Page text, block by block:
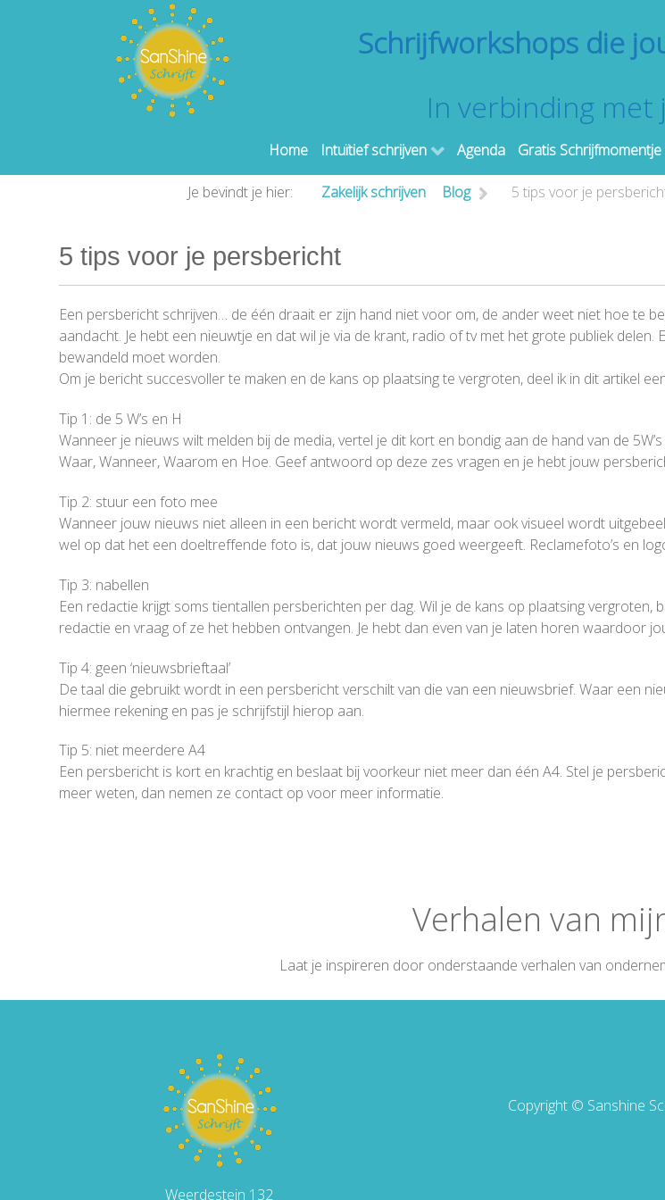
Schrijfworkshops die
In verbinding met
Home Intuïtief schrijven Agenda Gratis Schrijfmomentje
Je bevindt je hier: Zakelijk schrijven Blog > 5 tips voor je
5 tips voor je persbericht
Een persbericht schrijven… de één draait er zijn hand niet voor om, de ander weet niet hoe te
aandacht. Je hebt een nieuwtje en dat wil je via de krant, radio of tv met het grote publiek delen.
bewandeld moet worden.
Om je bericht succesvoller te maken en de kans op plaatsing te vergroten, deel ik in dit artikel
Tip 1: de 5 W’s en H
Wanneer je nieuws wilt melden bij de media, vertel je dit kort en bondig aan de hand van de
Waar, Wanneer, Waarom en Hoe. Geef antwoord op deze zes vragen en je hebt jouw
Tip 2: stuur een foto mee
Wanneer jouw nieuws niet alleen in een bericht wordt vermeld, maar ook visueel wordt
wel op dat het een doeltreffende foto is, dat jouw nieuws goed weergeeft. Reclamefoto’s en
Tip 3: nabellen
Een redactie krijgt soms tientallen persberichten per dag. Wil je de kans op plaatsing
redactie en vraag of ze het hebben ontvangen. Je hebt dan even van je laten horen waardoor
Tip 4: geen ‘nieuwsbrieftaal’
De taal die gebruikt wordt in een persbericht verschilt van die van een nieuwsbrief. Waar een
hiermee rekening en pas je schrijfstijl hierop aan.
Tip 5: niet meerdere A4
Een persbericht is kort en krachtig en beslaat bij voorkeur niet meer dan één A4. Stel je
meer weten, dan nemen ze contact op voor meer informatie.
Verhalen van
Laat je inspireren door onderstaande verhalen van
Weerdestein 132
Copyright © Sanshine